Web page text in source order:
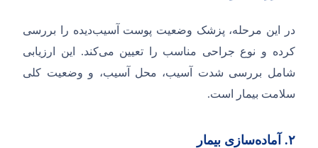
در این مرحله، پزشک وضعیت پوست آسیب‌دیده را بررسی
کرده و نوع جراحی مناسب را تعیین می‌کند. این ارزیابی
شامل بررسی شدت آسیب، محل آسیب، و وضعیت کلی
سلامت بیمار است.
۲. آماده‌سازی بیمار